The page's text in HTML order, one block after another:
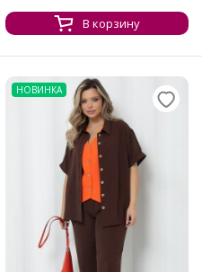
В корзину
НОВИНКА